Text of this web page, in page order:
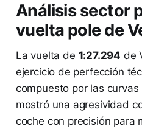
Análisis sector
vuelta pole de
La vuelta de 1:27.294 de
ejercicio de perfección
compuesto por las curvas
mostró una agresividad
coche con precisión para